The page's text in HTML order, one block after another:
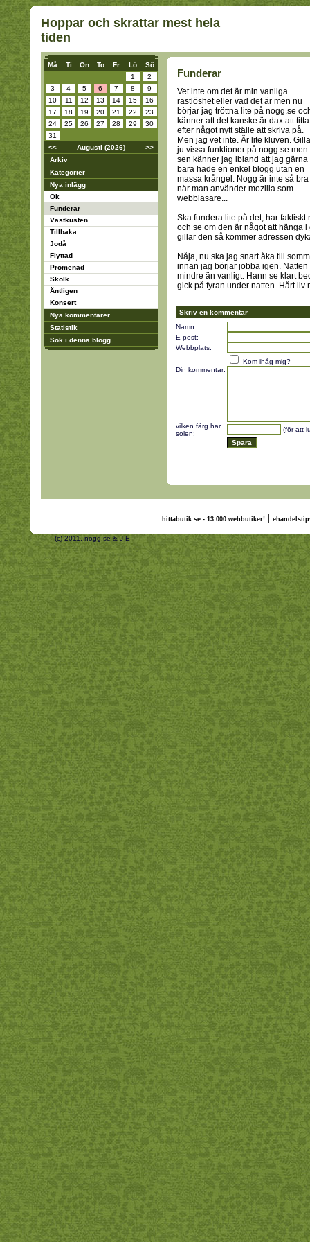
Hoppar och skrattar mest hela
tiden
Må Ti On To Fr Lö
Sö
1
2
3
4 5 6 7 8
9
10
11 12 13 14 15
16
17
18 19 20 21 22
23
24
25 26 27 28 29
30
31
<<
Augusti (2026)
>>
Arkiv
Kategorier
Nya inlägg
Ok
Funderar
Västkusten
Tillbaka
Jodå
Flyttad
Promenad
Skolk...
Äntligen
Konsert
Nya kommentarer
Statistik
Sök i denna blogg
Funderar
Vet inte om det är min vanliga
rastlöshet eller vad det är men nu
börjar jag tröttna lite på nogg.se
känner att det kanske är dax att titta
efter något nytt ställe att skriva på.
Men jag vet inte. Är lite kluven.
ju vissa funktioner på nogg.se men
sen känner jag ibland att jag gärna
bara hade en enkel blogg utan en
massa krångel. Nogg är inte så bra
när man använder mozilla som
webbläsare...
Ska fundera lite på det, har
och se om den är något att hänga
gillar den så kommer adressen
Nåja, nu ska jag snart åka till
innan jag börjar jobba igen.
mindre än vanligt. Hann se klart
gick på fyran under natten. Hårt liv
Skriv en kommentar
Namn:
E-post:
Webbplats:
Kom ihåg mig?
Din kommentar:
vilken färg har
solen:
(för att
hittabutik.se - 13.000 webbutiker!|
(c) 2011, nogg.se & J E